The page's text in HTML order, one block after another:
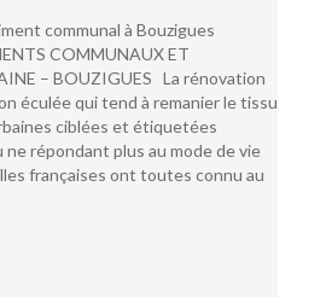
communal à Bouzigues
COMMUNAUX ET
– BOUZIGUES La rénovation
éculée qui tend à remanier le tissu
ciblées et étiquetées
ne répondant plus au mode de vie
françaises ont toutes connu au